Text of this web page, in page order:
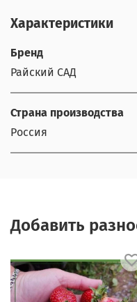
Характеристики
Бренд
Райский САД
Страна производства
Россия
Добавить